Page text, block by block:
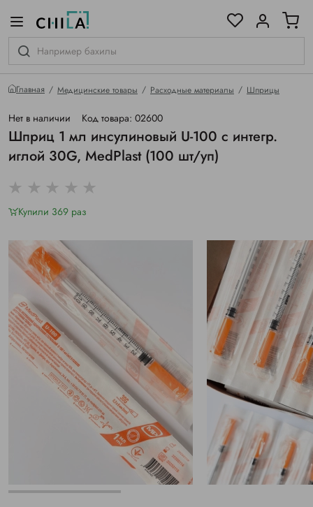
Главная Медицинские товары Расходные материалы Шприцы
Нет в наличии Код товара: 02600
Шприц 1 мл инсулиновый U-100 с интегр.
иглой 30G, MedPlast (100 шт/уп)
Купили 369 раз
гамме